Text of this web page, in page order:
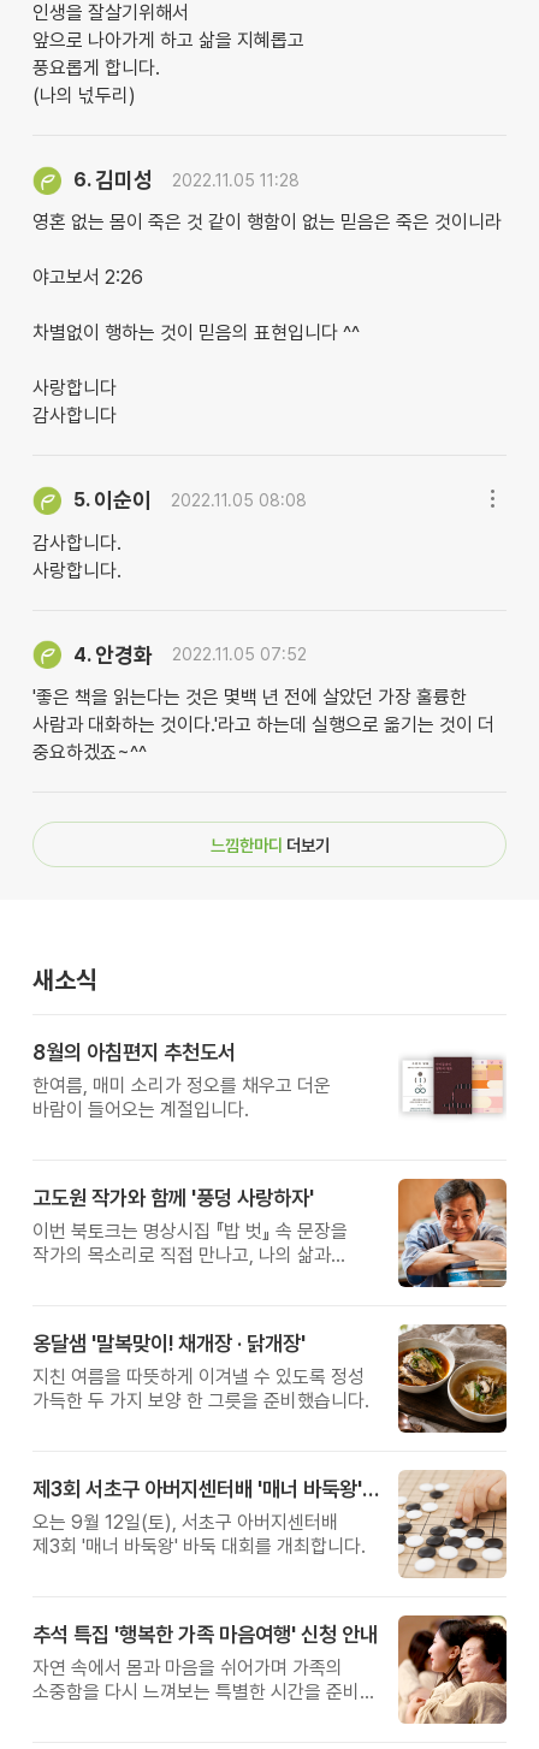
인생을 잘살기위해서
앞으로 나아가게 하고 삶을 지혜롭고
풍요롭게 합니다.
(나의 넋두리)
6.김미성 2022.11.05 11:28
영혼 없는 몸이 죽은 것 같이 행함이 없는 믿음은 죽은 것이니라
야고보서 2:26
차별없이 행하는 것이 믿음의 표현입니다 ^^
사랑합니다
감사합니다
5. 이순이 2022.11.05 08:08
감사합니다.
사랑합니다.
4.안경화 2022.11.05 07:52
'좋은 책을 읽는다는 것은 몇백 년 전에 살았던 가장 훌륭한
사람과 대화하는 것이다.'라고 하는데 실행으로 옮기는 것이 더
중요하겠죠~^^
느낌한마디 더보기
새소식
8월의 아침편지 추천도서
한여름, 매미 소리가 정오를 채우고 더운
바람이 들어오는 계절입니다.
고도원 작가와 함께 '풍덩 사랑하자'
이번 북토크는 명상시집 『밥 벗』 속 문장을
작가의 목소리로 직접 만나고, 나의 삶과
옹달샘 '말복맞이! 채개장 · 닭개장'
지친 여름을 따뜻하게 이겨낼 수 있도록 정성
가득한 두 가지 보양 한 그릇을 준비했습니다.
제3회 서초구 아버지센터배 '매너 바둑왕' 대회
오는 9월 12일(토), 서초구 아버지센터배
제3회 '매너 바둑왕' 바둑 대회를 개최합니다.
추석 특집 '행복한 가족 마음여행' 신청 안내
자연 속에서 몸과 마음을 쉬어가며 가족의
소중함을 다시 느껴보는 특별한 시간을 준비해